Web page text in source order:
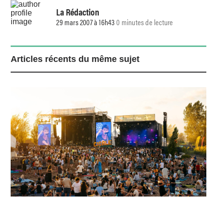
La Rédaction
29 mars 2007 à 16h430 minutes de lecture
Articles récents du même sujet